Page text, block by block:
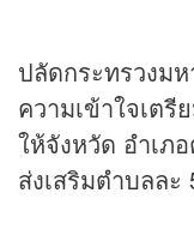
ปลัดกระทรวงม
ความเข้าใจเต
ให้จังหวัด อำเภ
ส่งเสริมตำบลละ